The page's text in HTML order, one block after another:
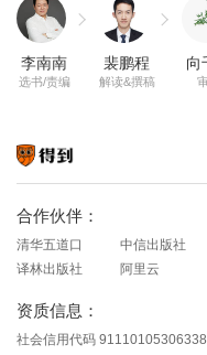
李南南
选书/责编
裴鹏程
解读&撰稿
向
合作伙伴：
清华五道口 中信出版社
译林出版社
阿里云
资质信息：
社会信用代码